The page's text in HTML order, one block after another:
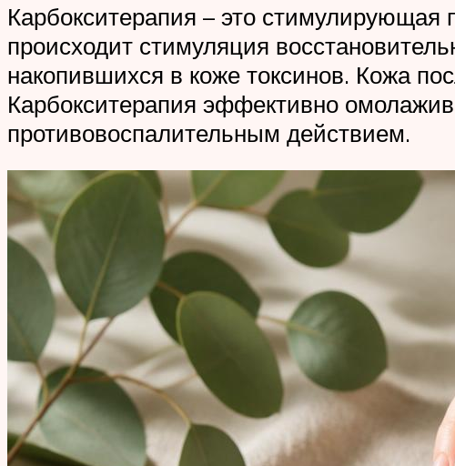
Карбокситерапия – это стимулирующая
происходит стимуляция
накопившихся в коже токсинов. Кожа
Карбокситерапия эффективно
противовоспалительным действием.